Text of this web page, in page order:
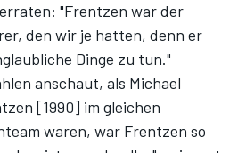
: "Frentzen war der
den wir je hatten, denn er
Dinge zu tun."
anschaut, als Michael
[1990] im gleichen
waren, war Frentzen so